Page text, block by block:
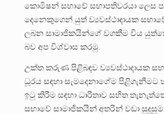
කොමිෂන් සභාවේ සභාපතිවරයා ලෙස
දෙනෙකුගෙන් යුත් ව්‍යවස්ථාදායක
ලබන සාමාජිකයින්ගේ වගකීම විය
බව අප විශ්වාස කරමු.
උක්ත කරුණ පිළිබඳව ව්‍යවස්ථාදායක
ධූරය සඳහා සැමදෙනාගේම
ඉටු කිරීම සඳහා ධාරිතාව සහිත
සභාවේ සාමාජිකයින් අතරින් වඩා